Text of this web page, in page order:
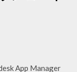
App Manager